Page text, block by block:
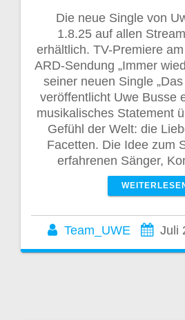
Die neue Single von
1.8.25 auf allen
erhältlich. TV-Premiere
ARD-Sendung „Immer
seiner neuen Single
veröffentlicht Uwe Busse
musikalisches Statement
Gefühl der Welt: die
Facetten. Die Idee zum
erfahrenen Sänger,
Team_UWE Juli